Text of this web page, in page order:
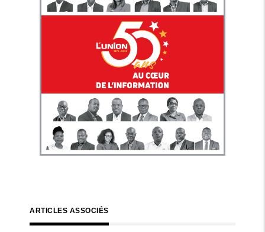
ARTICLES ASSOCIÉS